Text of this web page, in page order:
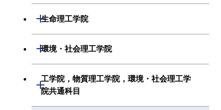
初年次専門科目
創造プロセス科目
共通専門科目
電気電子系
経営工学系
初年次専門科目
創造プロセス科目
初年次専門科目
共通専門科目
数理・計算科学系
初年次専門科目
創造プロセス科目
生命理工学院
開閉
生命理工学系
創造プロセス科目
環境・社会理工学院
開閉
建築学系
工学院，物質理工学院，環境・社会理工学
院共通科目
開閉